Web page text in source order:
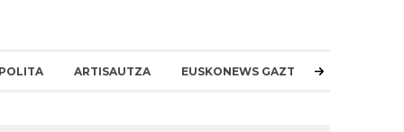
ARTISAUTZA EUSKONEWS GAZTEA